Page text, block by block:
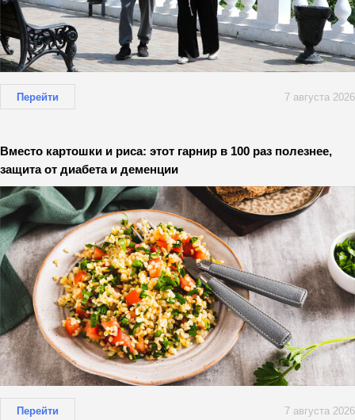
Перейти 7 августа 2026
Вместо картошки и риса: этот гарнир в 100 раз полезнее,
защита от диабета и деменции
Перейти 7 августа 2026